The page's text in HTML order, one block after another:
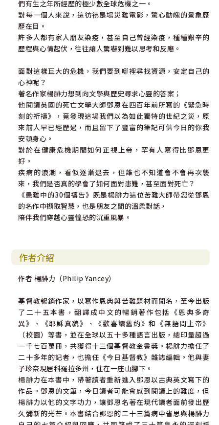
們有生之年所經歷的極少數全球危機之一。
對每一個人來說，這彷彿是場災難電影，驚心動魄的景象歷
歷在目。
許多人都有家人朋友染疫，甚至自己曾經染疫，種種艱辛的
歷程與心情起伏，往往讓人驚嚇到難以思考和反應。
面對這樣巨大的危機，我們要到哪裡尋找資源，安定自己的
心神呢？
著名作家楊腓力想到向文學與歷史尋求心靈的答案；
他閱讀英國的死亡文學大師鄧恩在四百年前所寫的《緊急時
刻的祈禱》，竟發現這場我們以為如此獨特的世紀之災，原
來前人早已經歷過，而且留下了豐富的筆記可供今日的你我
安頓身心。
對於在健康危機期間如何正視上帝，罕有人寫得比鄧恩更
好。
疾病的浪潮，看似逐漸退去，但誰也不知道會不會再次襲
來，我們是否真的學會了如何面對患難，甚至面對死亡？
《患難中的30個禱告》既是楊腓力這位苦難大師帶您從鄧恩
的名作中擷取智慧，也是朋友之間的溫柔對話，
陪伴我們穿越心靈惶恐的沉重風暴。
作者介紹
作者 楊腓力（Philip Yancey）
基督教暢銷作家，以寫作恩典與苦難題材而聞名，至今出版
了二十五本書，翻譯成中文的暢銷著作包括《恩典多奇
異》、《耶穌真貌》、《歡喜讀舊約》和《無語問上帝》
（校園）等書，並在全球以五十多種語言出版，總印量超過
一千七百萬冊，共獲得十三個基督教金書獎。楊腓力擔任了
二十多年的記者，也擔任《今日基督教》雜誌編輯。他與妻
子珍奈現居科羅拉多州，住在一座山腳下。
楊腓力在本書中，帶著讀者重新進入鄧恩以古典英文寫下的
作品。鄧恩的文筆，今日讀者可能會感到閱讀上的難度，但
楊腓力以他的文字功力，讓鄧恩名著在現代讀者面前發出歷
久彌新的光芒。本書結合鄧恩的二十三篇病中省思與楊腓力